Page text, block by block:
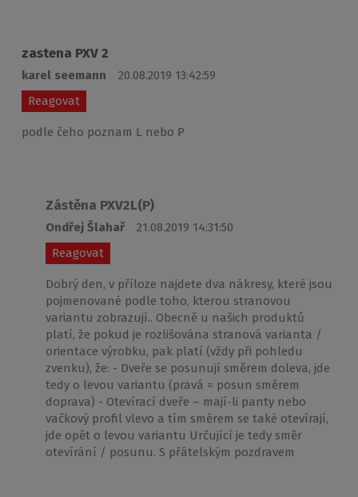
zastena PXV 2
karel seemann
20.08.2019 13:42:59
Reagovat
podle čeho poznam L nebo P
Zástěna PXV2L(P)
Ondřej Šlahař
21.08.2019 14:31:50
Reagovat
Dobrý den, v příloze najdete dva nákresy, které jsou
pojmenované podle toho, kterou stranovou
variantu zobrazují.. Obecně u našich produktů
platí, že pokud je rozlišována stranová varianta /
orientace výrobku, pak platí (vždy při pohledu
zvenku), že: - Dveře se posunují směrem doleva, jde
tedy o levou variantu (pravá = posun směrem
doprava) - Otevírací dveře – mají-li panty nebo
vačkový profil vlevo a tím směrem se také otevírají,
jde opět o levou variantu Určující je tedy směr
otevírání / posunu. S přátelským pozdravem